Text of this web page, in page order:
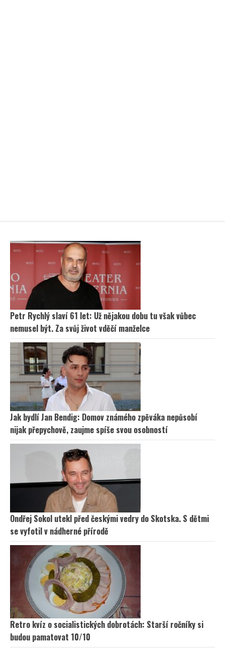
Petr Rychlý slaví 61 let: Už nějakou dobu tu však vůbec
nemusel být. Za svůj život vděčí manželce
Jak bydlí Jan Bendig: Domov známého zpěváka nepůsobí
nijak přepychově, zaujme spíše svou osobností
Ondřej Sokol utekl před českými vedry do Skotska. S dětmi
se vyfotil v nádherné přírodě
Retro kvíz o socialistických dobrotách: Starší ročníky si
budou pamatovat 10/10